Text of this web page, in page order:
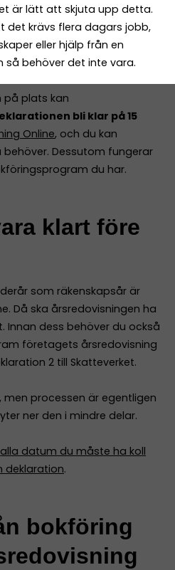
är lätt att skjuta upp detta.
det krävs flera dagars jobb,
eller hjälp från en
så behöver det inte vara.
på plats kan
bli klar på 15
Online, och du kan
Dessutom fungerar
du har.
klart före
som räkenskapsår är
Då ska årsredovisningen ha
Innan dess behöver du också
företagets årsredovisning
2 till Skatteverket.
processen är egentligen
ner den i mindre delar.
alla datum du måste ha koll
deklaration.
bokföring